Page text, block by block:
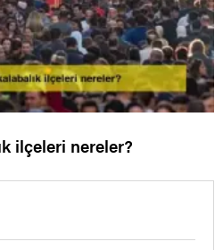
ilçeleri nereler?